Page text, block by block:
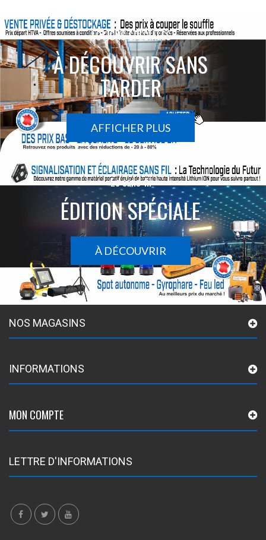
ACTIONS SPÉCIALES
À DÉCOUVRIR SANS
TARDER
AFFICHER PLUS
Le sans-fil
ÉDITION SPÉCIALE
À DÉCOUVRIR
NOS MAGASINS
INFORMATIONS
MON COMPTE
LETTRE D'INFORMATIONS